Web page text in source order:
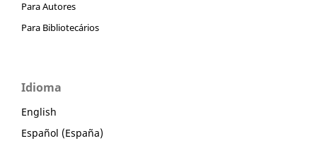
Para Autores
Para Bibliotecários
Idioma
English
Español (España)